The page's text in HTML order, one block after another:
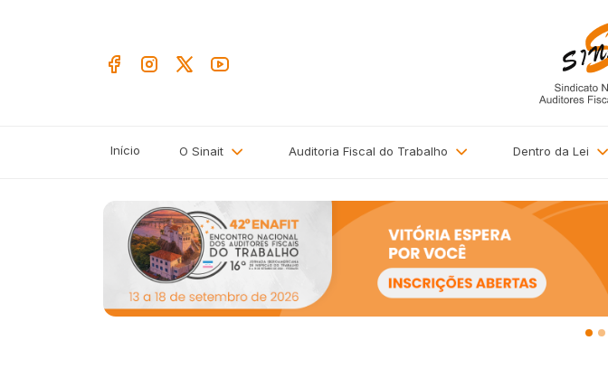
Início O Sinait Auditoria Fiscal do Trabalho Dentro da Lei